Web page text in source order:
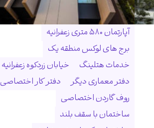
آپارتمان ۵۸۰ متری زعفرانیه
برج های لوکس منطقه یک
خدمات هتلینگ
خیابان زردکوه زعفرانیه
دفتر معماری دیگر
دفتر کار اختصاصی
روف گاردن اختصاصی
ساختمان با سقف بلند